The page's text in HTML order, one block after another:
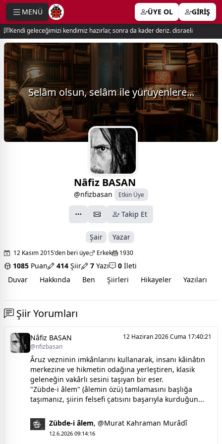
MENÜ ÜYE OL GİRİŞ
Kendi geleceğimizi kendimiz hazırlar, sonra da kader deriz. disraeli
Selâm olsun, selâm ile yürüyenlere...
Nâfiz BASAN
@nfizbasan Etkin Üye
Takip Et
Şair Yazar
12 Kasım 2015'den beri üye Erkek 1930
1085 Puan 414 Şiir 7 Yazı 0 İleti
Duvar
Hakkında Ben Şiirleri Hikayeler Yazıları
Şiir Yorumları
Nâfiz BASAN
@nfizbasan
12 Haziran 2026 Cuma 17:40:21
Âruz vezninin imkânlarını kullanarak, insanı kâinâtın
merkezine ve hikmetin odağına yerleştiren, klasik
geleneğin vakârlı sesini taşıyan bir eser.
"Zübde-i âlem" (âlemin özü) tamlamasını başlığa
taşımanız, şiirin felsefi çatısını başarıyla kurduğun...
Zübde-i âlem, @Murat Kahraman Murâdî
12.6.2026 09:14:16
menu